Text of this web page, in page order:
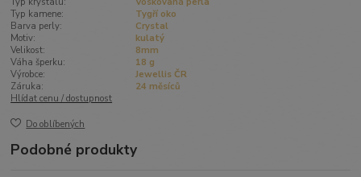
Typ kamene:
Tygří oko
Barva perly:
Crystal
Motiv:
kulatý
Velikost:
8mm
Váha šperku:
18 g
Výrobce:
Jewellis ČR
Záruka:
24 měsíců
Hlídat cenu / dostupnost
Do oblíbených
Podobné produkty